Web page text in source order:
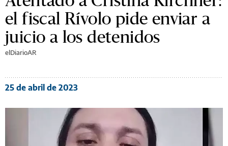
el fiscal Rívolo pide enviar a
juicio a los detenidos
elDiarioAR
25 de abril de 2023